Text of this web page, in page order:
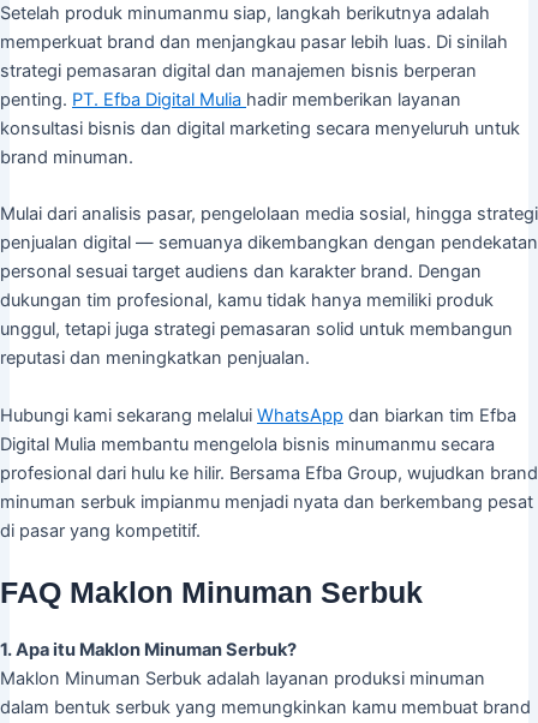
Setelah produk minumanmu siap, langkah berikutnya adalah
memperkuat brand dan menjangkau pasar lebih luas. Di sinilah
strategi pemasaran digital dan manajemen bisnis berperan
penting. PT. Efba Digital Mulia hadir memberikan layanan
konsultasi bisnis dan digital marketing secara menyeluruh untuk
brand minuman.
Mulai dari analisis pasar, pengelolaan media sosial, hingga strategi
penjualan digital — semuanya dikembangkan dengan pendekatan
personal sesuai target audiens dan karakter brand. Dengan
dukungan tim profesional, kamu tidak hanya memiliki produk
unggul, tetapi juga strategi pemasaran solid untuk membangun
reputasi dan meningkatkan penjualan.
Hubungi kami sekarang melalui WhatsApp dan biarkan tim Efba
Digital Mulia membantu mengelola bisnis minumanmu secara
profesional dari hulu ke hilir. Bersama Efba Group, wujudkan brand
minuman serbuk impianmu menjadi nyata dan berkembang pesat
di pasar yang kompetitif.
FAQ Maklon Minuman Serbuk
1. Apa itu Maklon Minuman Serbuk?
Maklon Minuman Serbuk adalah layanan produksi minuman
dalam bentuk serbuk yang memungkinkan kamu membuat brand